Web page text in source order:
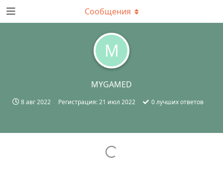
M
MYGAMED
8 авг 2022 Регистрация:21 июл 2022 0лучших ответов
Сообщения